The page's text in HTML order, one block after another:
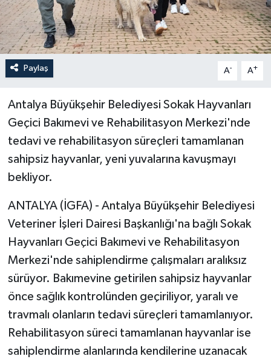
Paylaş A- A+
Antalya Büyükşehir Belediyesi Sokak Hayvanları
Geçici Bakımevi ve Rehabilitasyon Merkezi'nde
tedavi ve rehabilitasyon süreçleri tamamlanan
sahipsiz hayvanlar, yeni yuvalarına kavuşmayı
bekliyor.
ANTALYA (İGFA) - Antalya Büyükşehir Belediyesi
Veteriner İşleri Dairesi Başkanlığı'na bağlı Sokak
Hayvanları Geçici Bakımevi ve Rehabilitasyon
Merkezi'nde sahiplendirme çalışmaları aralıksız
sürüyor. Bakımevine getirilen sahipsiz hayvanlar
önce sağlık kontrolünden geçiriliyor, yaralı ve
travmalı olanların tedavi süreçleri tamamlanıyor.
Rehabilitasyon süreci tamamlanan hayvanlar ise
sahiplendirme alanlarında kendilerine uzanacak